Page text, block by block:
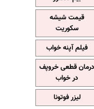
قیمت شیشه
سکوریت
فیلم آپنه خواب
درمان قطعی خروپف
در خواب
لیزر فوتونا